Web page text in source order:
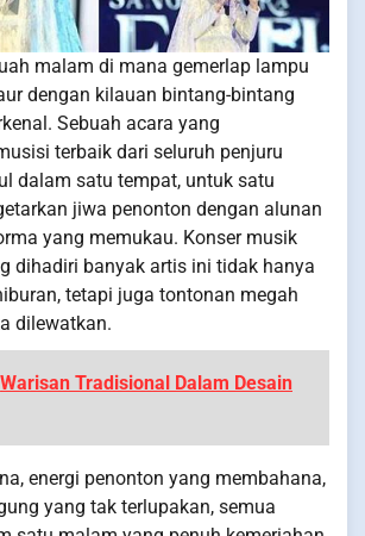
malam di mana gemerlap lampu
dengan kilauan bintang-bintang
Sebuah acara yang
terbaik dari seluruh penjuru
dalam satu tempat, untuk satu
jiwa penonton dengan alunan
yang memukau. Konser musik
dihadiri banyak artis ini tidak hanya
tetapi juga tontonan megah
dilewatkan.
Warisan Tradisional Dalam Desain
energi penonton yang membahana,
yang tak terlupakan, semua